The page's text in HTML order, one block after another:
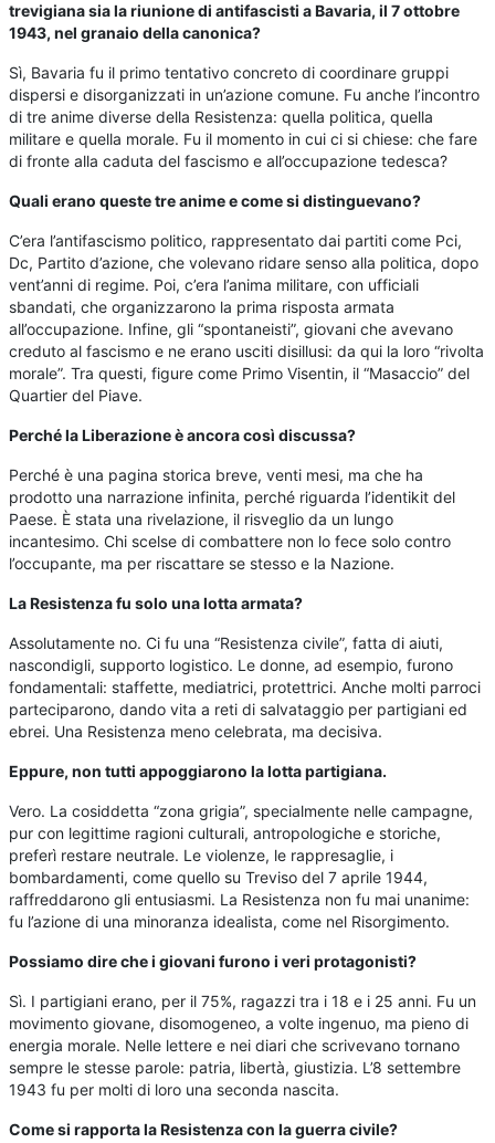
trevigiana sia la riunione di antifascisti a Bavaria, il 7 ottobre
1943, nel granaio della canonica?
Sì, Bavaria fu il primo tentativo concreto di coordinare gruppi
dispersi e disorganizzati in un’azione comune. Fu anche l’incontro
di tre anime diverse della Resistenza: quella politica, quella
militare e quella morale. Fu il momento in cui ci si chiese: che fare
di fronte alla caduta del fascismo e all’occupazione tedesca?
Quali erano queste tre anime e come si distinguevano?
C’era l’antifascismo politico, rappresentato dai partiti come Pci,
Dc, Partito d’azione, che volevano ridare senso alla politica, dopo
vent’anni di regime. Poi, c’era l’anima militare, con ufficiali
sbandati, che organizzarono la prima risposta armata
all’occupazione. Infine, gli “spontaneisti”, giovani che avevano
creduto al fascismo e ne erano usciti disillusi: da qui la loro “rivolta
morale”. Tra questi, figure come Primo Visentin, il “Masaccio” del
Quartier del Piave.
Perché la Liberazione è ancora così discussa?
Perché è una pagina storica breve, venti mesi, ma che ha
prodotto una narrazione infinita, perché riguarda l’identikit del
Paese. È stata una rivelazione, il risveglio da un lungo
incantesimo. Chi scelse di combattere non lo fece solo contro
l’occupante, ma per riscattare se stesso e la Nazione.
La Resistenza fu solo una lotta armata?
Assolutamente no. Ci fu una “Resistenza civile”, fatta di aiuti,
nascondigli, supporto logistico. Le donne, ad esempio, furono
fondamentali: staffette, mediatrici, protettrici. Anche molti parroci
parteciparono, dando vita a reti di salvataggio per partigiani ed
ebrei. Una Resistenza meno celebrata, ma decisiva.
Eppure, non tutti appoggiarono la lotta partigiana.
Vero. La cosiddetta “zona grigia”, specialmente nelle campagne,
pur con legittime ragioni culturali, antropologiche e storiche,
preferì restare neutrale. Le violenze, le rappresaglie, i
bombardamenti, come quello su Treviso del 7 aprile 1944,
raffreddarono gli entusiasmi. La Resistenza non fu mai unanime:
fu l’azione di una minoranza idealista, come nel Risorgimento.
Possiamo dire che i giovani furono i veri protagonisti?
Sì. I partigiani erano, per il 75%, ragazzi tra i 18 e i 25 anni. Fu un
movimento giovane, disomogeneo, a volte ingenuo, ma pieno di
energia morale. Nelle lettere e nei diari che scrivevano tornano
sempre le stesse parole: patria, libertà, giustizia. L’8 settembre
1943 fu per molti di loro una seconda nascita.
Come si rapporta la Resistenza con la guerra civile?